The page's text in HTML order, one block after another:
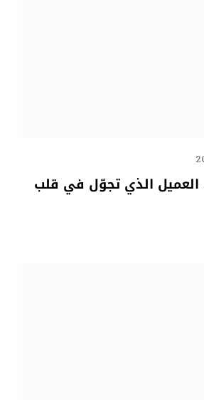
العميل الذي تجوّل في قلب